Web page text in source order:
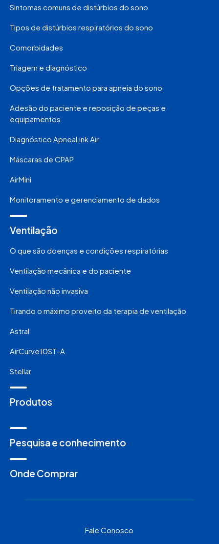
Sintomas comuns de distúrbios do sono
Tipos de distúrbios respiratórios do sono
Comorbidades
Triagem e diagnóstico
Opções de tratamento para apneia do sono
Adesão do paciente e reposição de peças e
equipamentos
Diagnóstico ApneaLink Air
Máscaras de CPAP
AirMini
Monitoramento e gerenciamento de dados
Ventilação
O que são doenças e condições respiratórias
Ventilação mecânica e do paciente
Ventilação não invasiva
Tirando o máximo proveito da terapia de ventilação
Astral
AirCurve10ST-A
Stellar
Produtos
Pesquisa e conhecimento
Onde Comprar
Fale Conosco